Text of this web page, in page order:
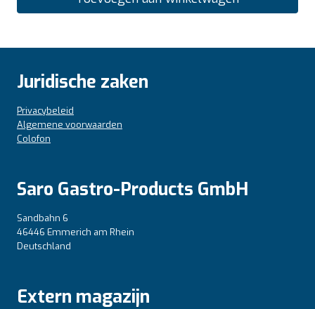
Juridische zaken
Privacybeleid
Algemene voorwaarden
Colofon
Saro Gastro-Products GmbH
Sandbahn 6
46446 Emmerich am Rhein
Deutschland
Extern magazijn